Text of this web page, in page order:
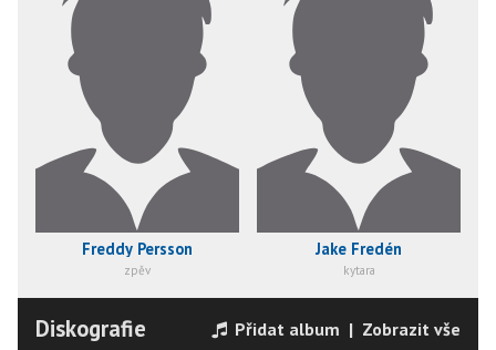
Freddy Persson
zpěv
Jake Fredén
kytara
Diskografie Přidat album | Zobrazit vše